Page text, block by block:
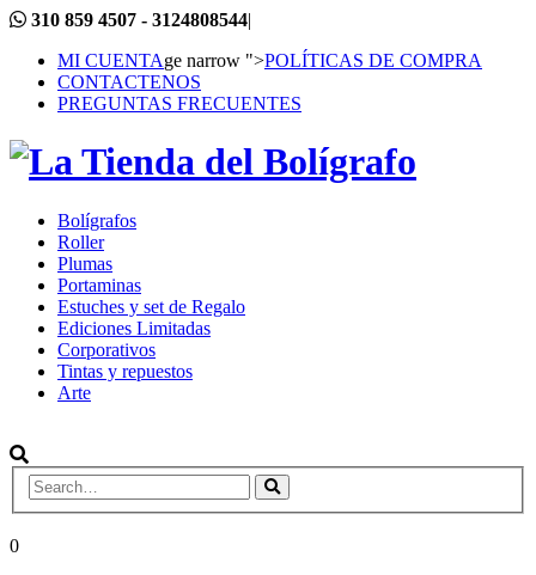
310 859 4507 - 3124808544|
MI CUENTAge narrow ">POLÍTICAS DE COMPRA
CONTACTENOS
PREGUNTAS FRECUENTES
Bolígrafos
Roller
Plumas
Portaminas
Estuches y set de Regalo
Ediciones Limitadas
Corporativos
Tintas y repuestos
Arte
0